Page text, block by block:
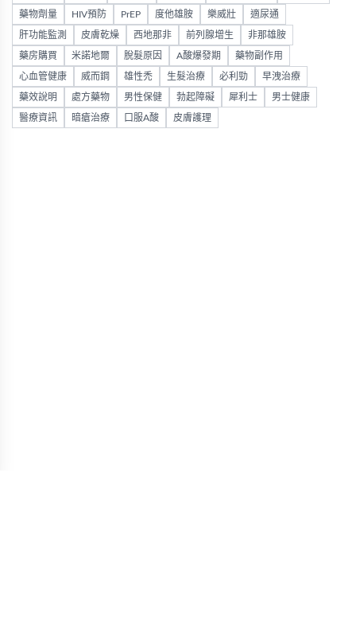
藥物劑量 HIV預防 PrEP 度他雄胺 樂威壯 適尿通
肝功能監測 皮膚乾燥 西地那非 前列腺增生 非那雄胺
藥房購買 米諾地爾 脫髮原因 A酸爆發期 藥物副作用
心血管健康 威而鋼 雄性禿 生髮治療 必利勁 早洩治療
藥效說明 處方藥物 男性保健 勃起障礙 犀利士 男士健康
醫療資訊 暗瘡治療 口服A酸 皮膚護理